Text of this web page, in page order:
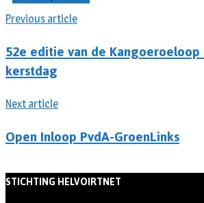
Previous article
52e editie van de
kerstdag
Next article
Open Inloop PvdA-GroenLinks
STICHTING HELVOIRTNET